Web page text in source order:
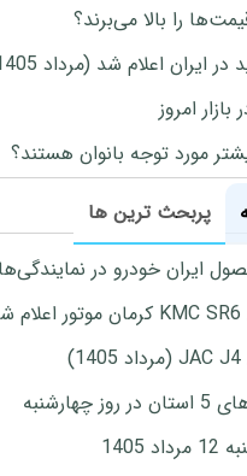
را بالا می‌برند؟
اعلام شد (مرداد 1405)
امروز
مورد توجه بانوان هستند؟
پربحث ترین ها